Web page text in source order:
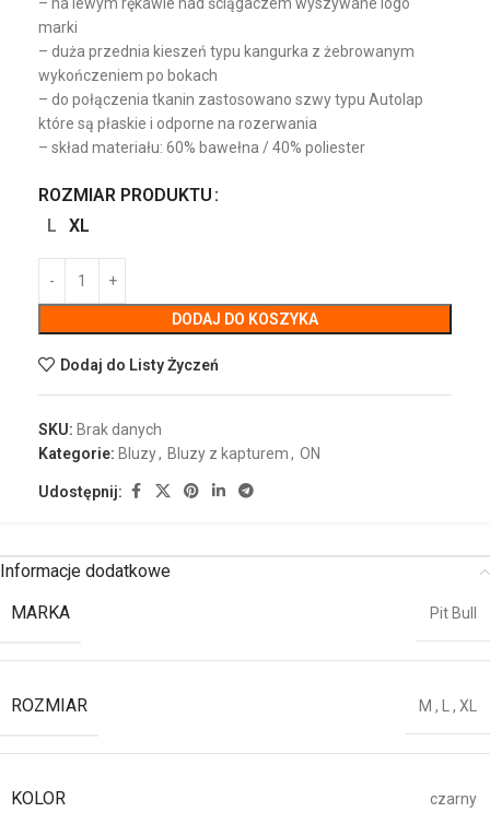
– na lewym rękawie nad ściągaczem wyszywane logo
marki
– duża przednia kieszeń typu kangurka z żebrowanym
wykończeniem po bokach
– do połączenia tkanin zastosowano szwy typu Autolap
które są płaskie i odporne na rozerwania
– skład materiału: 60% bawełna / 40% poliester
ROZMIAR PRODUKTU
L
XL
DODAJ DO KOSZYKA
Dodaj do Listy Życzeń
SKU: Brak danych
Kategorie: Bluzy, Bluzy z kapturem, ON
Udostępnij:
Informacje dodatkowe
MARKA
Pit Bull
ROZMIAR M , L, XL
KOLOR czarny